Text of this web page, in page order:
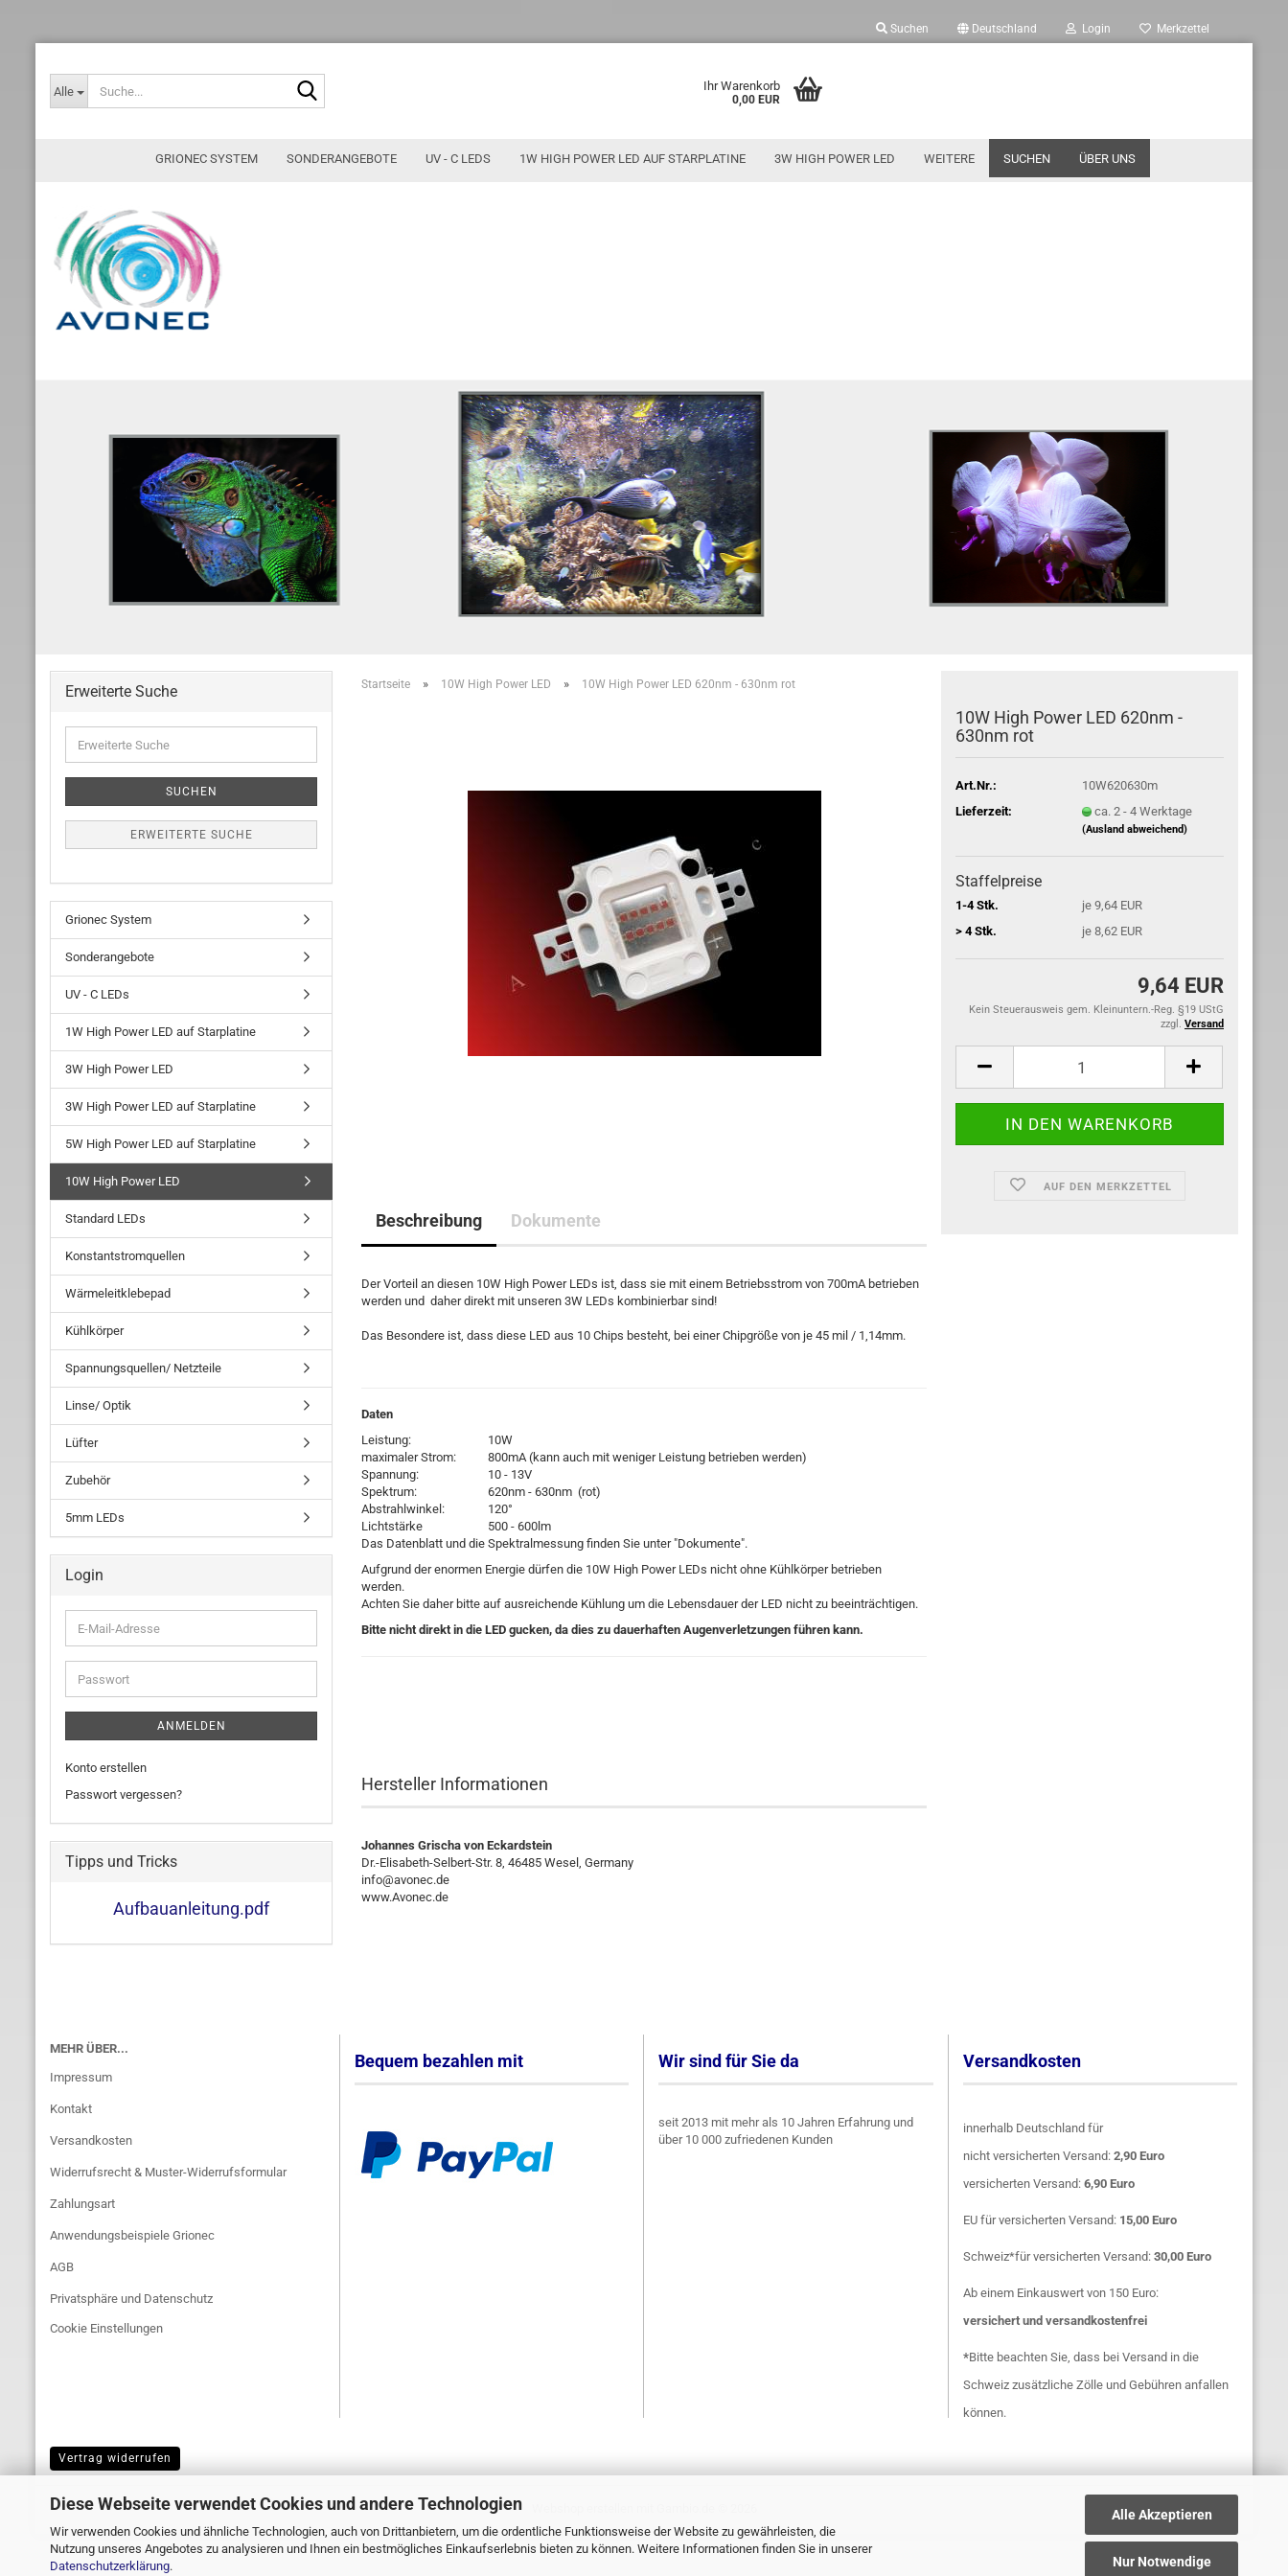
Diese Webseite verwendet Cookies und andere Technologien
Wir verwenden Cookies und ähnliche Technologien, auch von Drittanbietern, um die ordentliche Funktionsweise der Website zu gewährleisten, die
Nutzung unseres Angebotes zu analysieren und Ihnen ein bestmögliches Einkaufserlebnis bieten zu können. Weitere Informationen finden Sie in unserer
Datenschutzerklärung.
Alle Akzeptieren
Nur Notwendige
Suchen Deutschland Login Merkzettel
Alle Ihr Warenkorb
0,00 EUR
GRIONEC SYSTEM SONDERANGEBOTE UV - C LEDS 1W HIGH POWER LED AUF STARPLATINE 3W HIGH POWER LED SUCHEN ÜBER UNS
WEITERE
Startseite » 10W High Power LED » 10W High Power LED 620nm - 630nm rot
10W High Power LED 620nm -
630nm rot
Art.Nr.:
10W620630m
Lieferzeit:
ca. 2 - 4 Werktage
(Ausland abweichend)
Staffelpreise
1-4 Stk.
je 9,64 EUR
> 4 Stk.
je 8,62 EUR
9,64 EUR
Kein Steuerausweis gem. Kleinuntern.-Reg. §19 UStG
zzgl. Versand
AUF DEN MERKZETTEL
Beschreibung Dokumente
Der Vorteil an diesen 10W High Power LEDs ist, dass sie mit einem Betriebsstrom von 700mA betrieben
werden und daher direkt mit unseren 3W LEDs kombinierbar sind!
Das Besondere ist, dass diese LED aus 10 Chips besteht, bei einer Chipgröße von je 45 mil / 1,14mm.
Daten
Leistung:
10W
maximaler Strom:
800mA (kann auch mit weniger Leistung betrieben werden)
Spannung:
10 - 13V
Spektrum:
620nm - 630nm (rot)
Abstrahlwinkel: 120°
Lichtstärke
500 - 600lm
Das Datenblatt und die Spektralmessung finden Sie unter "Dokumente".
Aufgrund der enormen Energie dürfen die 10W High Power LEDs nicht ohne Kühlkörper betrieben
werden.
Achten Sie daher bitte auf ausreichende Kühlung um die Lebensdauer der LED nicht zu beeinträchtigen.
Bitte nicht direkt in die LED gucken, da dies zu dauerhaften Augenverletzungen führen kann.
Hersteller Informationen
Johannes Grischa von Eckardstein
Dr.-Elisabeth-Selbert-Str. 8, 46485 Wesel, Germany
info@avonec.de
www.Avonec.de
Erweiterte Suche
Suche
SUCHEN
ERWEITERTE SUCHE
Grionec System
Sonderangebote
UV - C LEDs
1W High Power LED auf Starplatine
3W High Power LED
3W High Power LED auf Starplatine
5W High Power LED auf Starplatine
10W High Power LED
Standard LEDs
Konstantstromquellen
Wärmeleitklebepad
Kühlkörper
Spannungsquellen/ Netzteile
Linse/ Optik
Lüfter
Zubehör
5mm LEDs
Login
E-
Mail-
Adresse
Passwort
ANMELDEN
Konto erstellen
Passwort vergessen?
Tipps und Tricks
Aufbauanleitung.pdf
MEHR ÜBER...
Impressum
Kontakt
Versandkosten
Widerrufsrecht & Muster-Widerrufsformular
Zahlungsart
Anwendungsbeispiele Grionec
AGB
Privatsphäre und Datenschutz
Cookie Einstellungen
Bequem bezahlen mit Wir sind für Sie da
seit 2013 mit mehr als 10 Jahren Erfahrung und
über 10 000 zufriedenen Kunden
Versandkosten
innerhalb Deutschland für
nicht versicherten Versand: 2,90 Euro
versicherten Versand: 6,90 Euro
EU für versicherten Versand: 15,00 Euro
Schweiz*für versicherten Versand: 30,00 Euro
Ab einem Einkauswert von 150 Euro:
versichert und versandkostenfrei
*Bitte beachten Sie, dass bei Versand in die
Schweiz zusätzliche Zölle und Gebühren anfallen
können.
Vertrag widerrufen